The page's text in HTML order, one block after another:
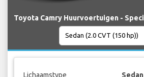
Toyota Camry Huurvoertuigen -
Lichaamstype Sedan